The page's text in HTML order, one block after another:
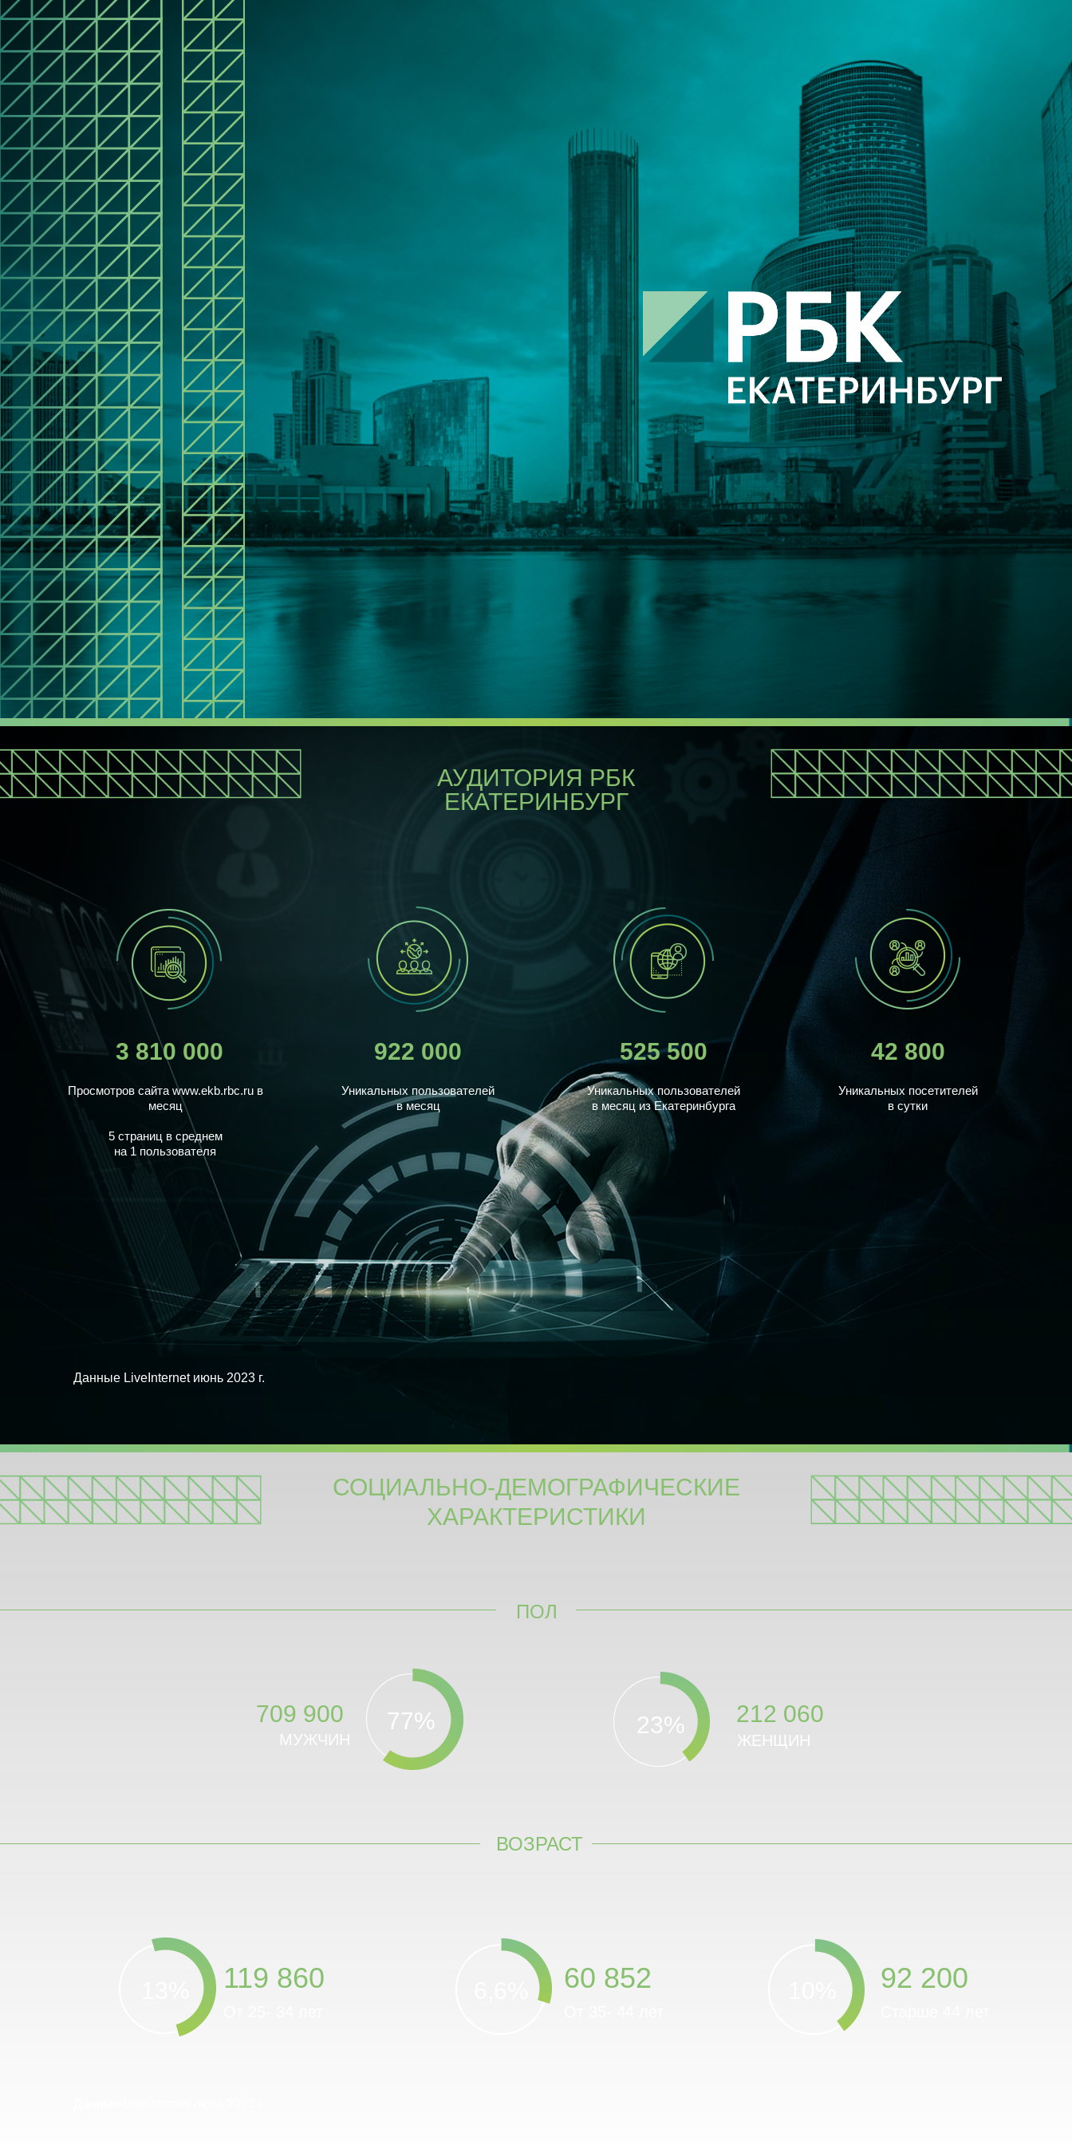
АУДИТОРИЯ РБК
ЕКАТЕРИНБУРГ
3 810 000 922 000 525 500 42 800
Просмотров сайта www.ekb.rbc.ru в
месяц
5 страниц в среднем
на 1 пользователя
Уникальных пользователей
в месяц
Уникальных пользователей
в месяц из Екатеринбурга
Уникальных посетителей
в сутки
Данные LiveInternet июнь 2023 г.
СОЦИАЛЬНО-ДЕМОГРАФИЧЕСКИЕ
ХАРАКТЕРИСТИКИ
77%
ПОЛ
709 900 212 060
МУЖЧИН
23%
ЖЕНЩИН
92 200
60 852
119 860
ВОЗРАСТ